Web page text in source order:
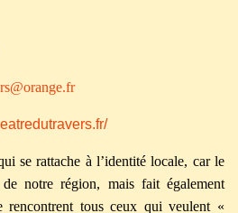
se rattache à l’identité locale, car le
notre région, mais fait également
rencontrent tous ceux qui veulent «